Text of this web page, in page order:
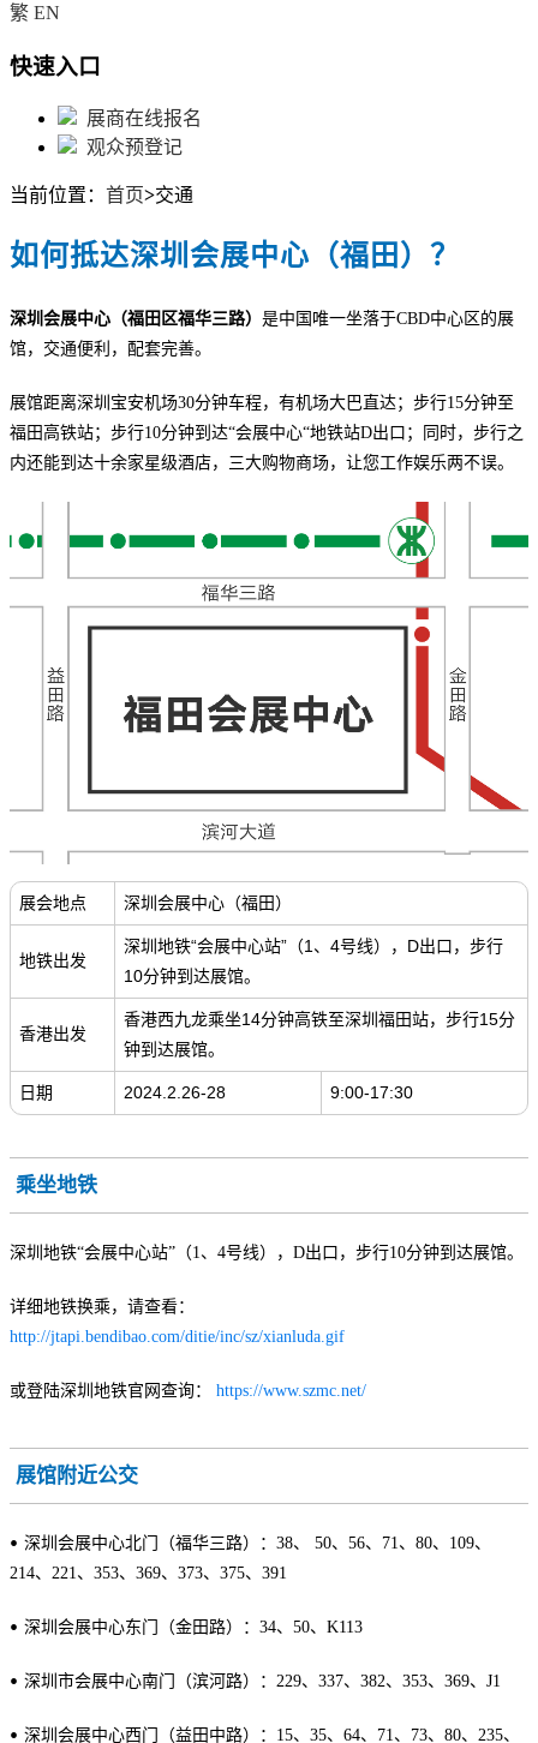
繁 EN
快速入口
展商在线报名
观众预登记
当前位置： 首页>交通
如何抵达深圳会展中心（福田）？
深圳会展中心（福田区福华三路） 是中国唯一坐落于CBD中心区的展
馆，交通便利，配套完善。
展馆距离深圳宝安机场30分钟车程，有机场大巴直达；步行15分钟至
福田高铁站；步行10分钟到达“会展中心“地铁站D出口；同时，步行之
内还能到达十余家星级酒店，三大购物商场，让您工作娱乐两不误。
展会地点 深圳会展中心（福田）
地铁出发
深圳地铁“会展中心站”（1、4号线），D出口，步行
10分钟到达展馆。
香港出发
香港西九龙乘坐14分钟高铁至深圳福田站，步行15分
钟到达展馆。
日期 2024.2.26-28 9:00-17:30
乘坐地铁
深圳地铁“会展中心站”（1、4号线），D出口，步行10分钟到达展馆。
详细地铁换乘，请查看：
http://jtapi.bendibao.com/ditie/inc/sz/xianluda.gif
或登陆深圳地铁官网查询： https://www.szmc.net/
展馆附近公交
• 深圳会展中心北门（福华三路）：38、 50、56、71、80、109、
214、221、353、369、373、375、391
• 深圳会展中心东门（金田路）：34、50、K113
• 深圳市会展中心南门（滨河路）：229、337、382、353、369、J1
• 深圳会展中心西门（益田中路）：15、35、64、71、73、80、235、